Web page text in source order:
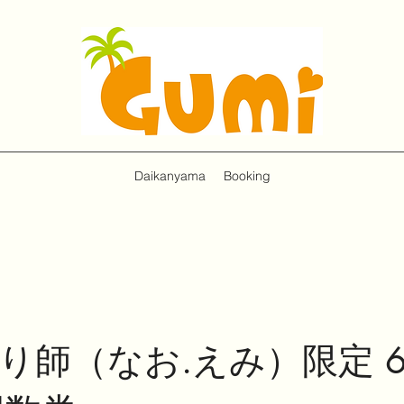
Daikanyama Booking
師（なお.えみ）限定